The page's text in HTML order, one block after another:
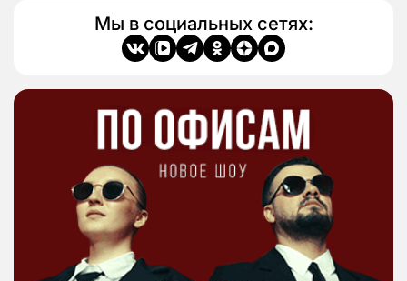
Мы в социальных сетях: